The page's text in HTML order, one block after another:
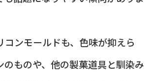
コンモールドも、色味が抑えら
のものや、他の製菓道具と馴染み